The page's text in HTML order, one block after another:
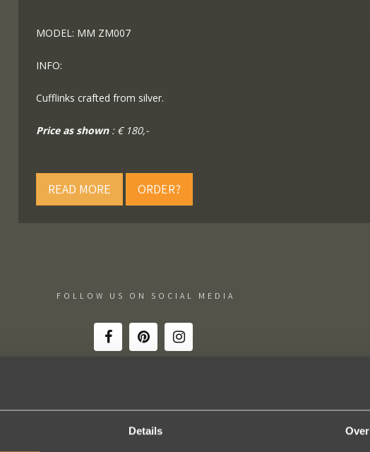
Details Over
MODEL: MM ZM007
INFO:
Cufflinks crafted from silver.
Price as shown: € 180,-
READ MORE ORDER?
FOLLOW US ON SOCIAL MEDIA
creaties zijn we bezig met onze derde bestelling (uit Frankrijk). De ontvangst is